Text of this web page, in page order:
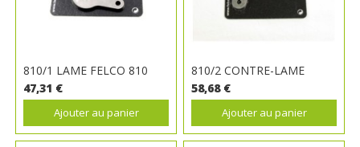
810/1 LAME FELCO 810
47,31 €
Ajouter au panier
810/2 CONTRE-LAME
58,68 €
Ajouter au panier